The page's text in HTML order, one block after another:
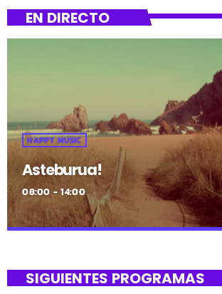
EN DIRECTO
HAPPY MUSIC
Asteburua!
08:00 - 14:00
¡Es fin de semana!
SIGUIENTES PROGRAMAS